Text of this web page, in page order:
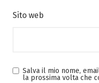
Sito web
Salva il mio nome,
la prossima volta che